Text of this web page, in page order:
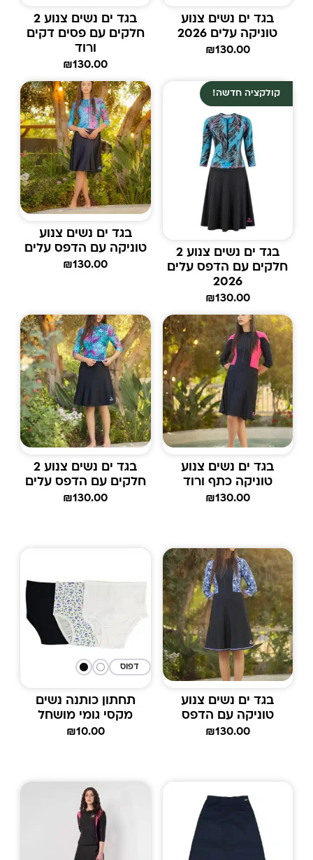
בגד ים נשים צנוע
טוניקה עלים 2026
₪130.00
בגד ים נשים צנוע 2
חלקים עם פסים דקים
ורוד
₪130.00
קולקציה חדשה!
בגד ים נשים צנוע 2
חלקים עם הדפס עלים
2026
₪130.00
בגד ים נשים צנוע
טוניקה עם הדפס עלים
₪130.00
בגד ים נשים צנוע
טוניקה כתף ורוד
₪130.00
בגד ים נשים צנוע 2
חלקים עם הדפס עלים
₪130.00
בגד ים נשים צנוע
טוניקה עם הדפס
₪130.00
דפוס
תחתון כותנה נשים
מקסי גומי מושחל
₪10.00